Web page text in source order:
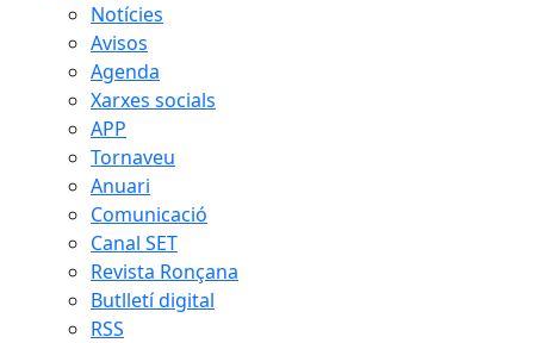
Notícies
Avisos
Agenda
Xarxes socials
APP
Tornaveu
Anuari
Comunicació
Canal SET
Revista Ronçana
Butlletí digital
RSS